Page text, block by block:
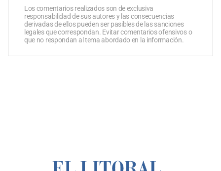
Los comentarios realizados son de exclusiva
responsabilidad de sus autores y las consecuencias
derivadas de ellos pueden ser pasibles de las sanciones
legales que correspondan. Evitar comentarios ofensivos o
que no respondan al tema abordado en la información.